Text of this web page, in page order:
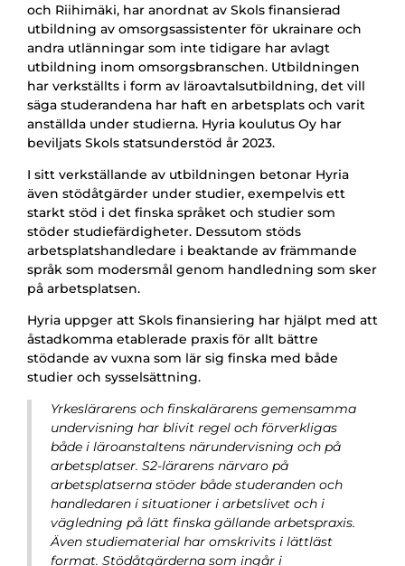
och Riihimäki, har anordnat av Skols finansierad
utbildning av omsorgsassistenter för ukrainare och
andra utlänningar som inte tidigare har avlagt
utbildning inom omsorgsbranschen. Utbildningen
har verkställts i form av läroavtalsutbildning, det vill
säga studerandena har haft en arbetsplats och varit
anställda under studierna. Hyria koulutus Oy har
beviljats Skols statsunderstöd år 2023.
I sitt verkställande av utbildningen betonar Hyria
även stödåtgärder under studier, exempelvis ett
starkt stöd i det finska språket och studier som
stöder studiefärdigheter. Dessutom stöds
arbetsplatshandledare i beaktande av främmande
språk som modersmål genom handledning som sker
på arbetsplatsen.
Hyria uppger att Skols finansiering har hjälpt med att
åstadkomma etablerade praxis för allt bättre
stödande av vuxna som lär sig finska med både
studier och sysselsättning.
Yrkeslärarens och finskalärarens gemensamma
undervisning har blivit regel och förverkligas
både i läroanstaltens närundervisning och på
arbetsplatser. S2-lärarens närvaro på
arbetsplatserna stöder både studeranden och
handledaren i situationer i arbetslivet och i
vägledning på lätt finska gällande arbetspraxis.
Även studiematerial har omskrivits i lättläst
format. Stödåtgärderna som ingår i